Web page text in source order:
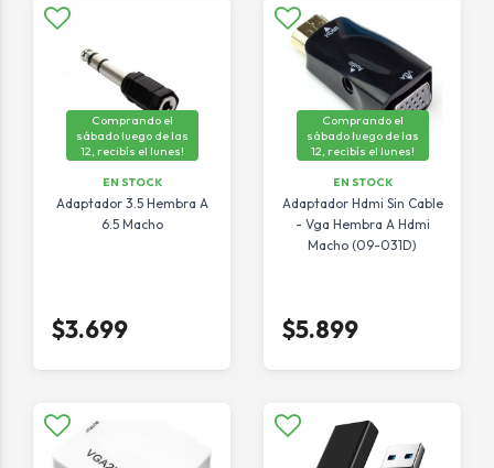
Comprando el
sábado luego de las
12, recibís el lunes!
EN STOCK
Adaptador 3.5 Hembra A
6.5 Macho
$3.699
Comprando el
sábado luego de las
12, recibís el lunes!
EN STOCK
Adaptador Hdmi Sin Cable
- Vga Hembra A Hdmi
Macho (09-031D)
$5.899